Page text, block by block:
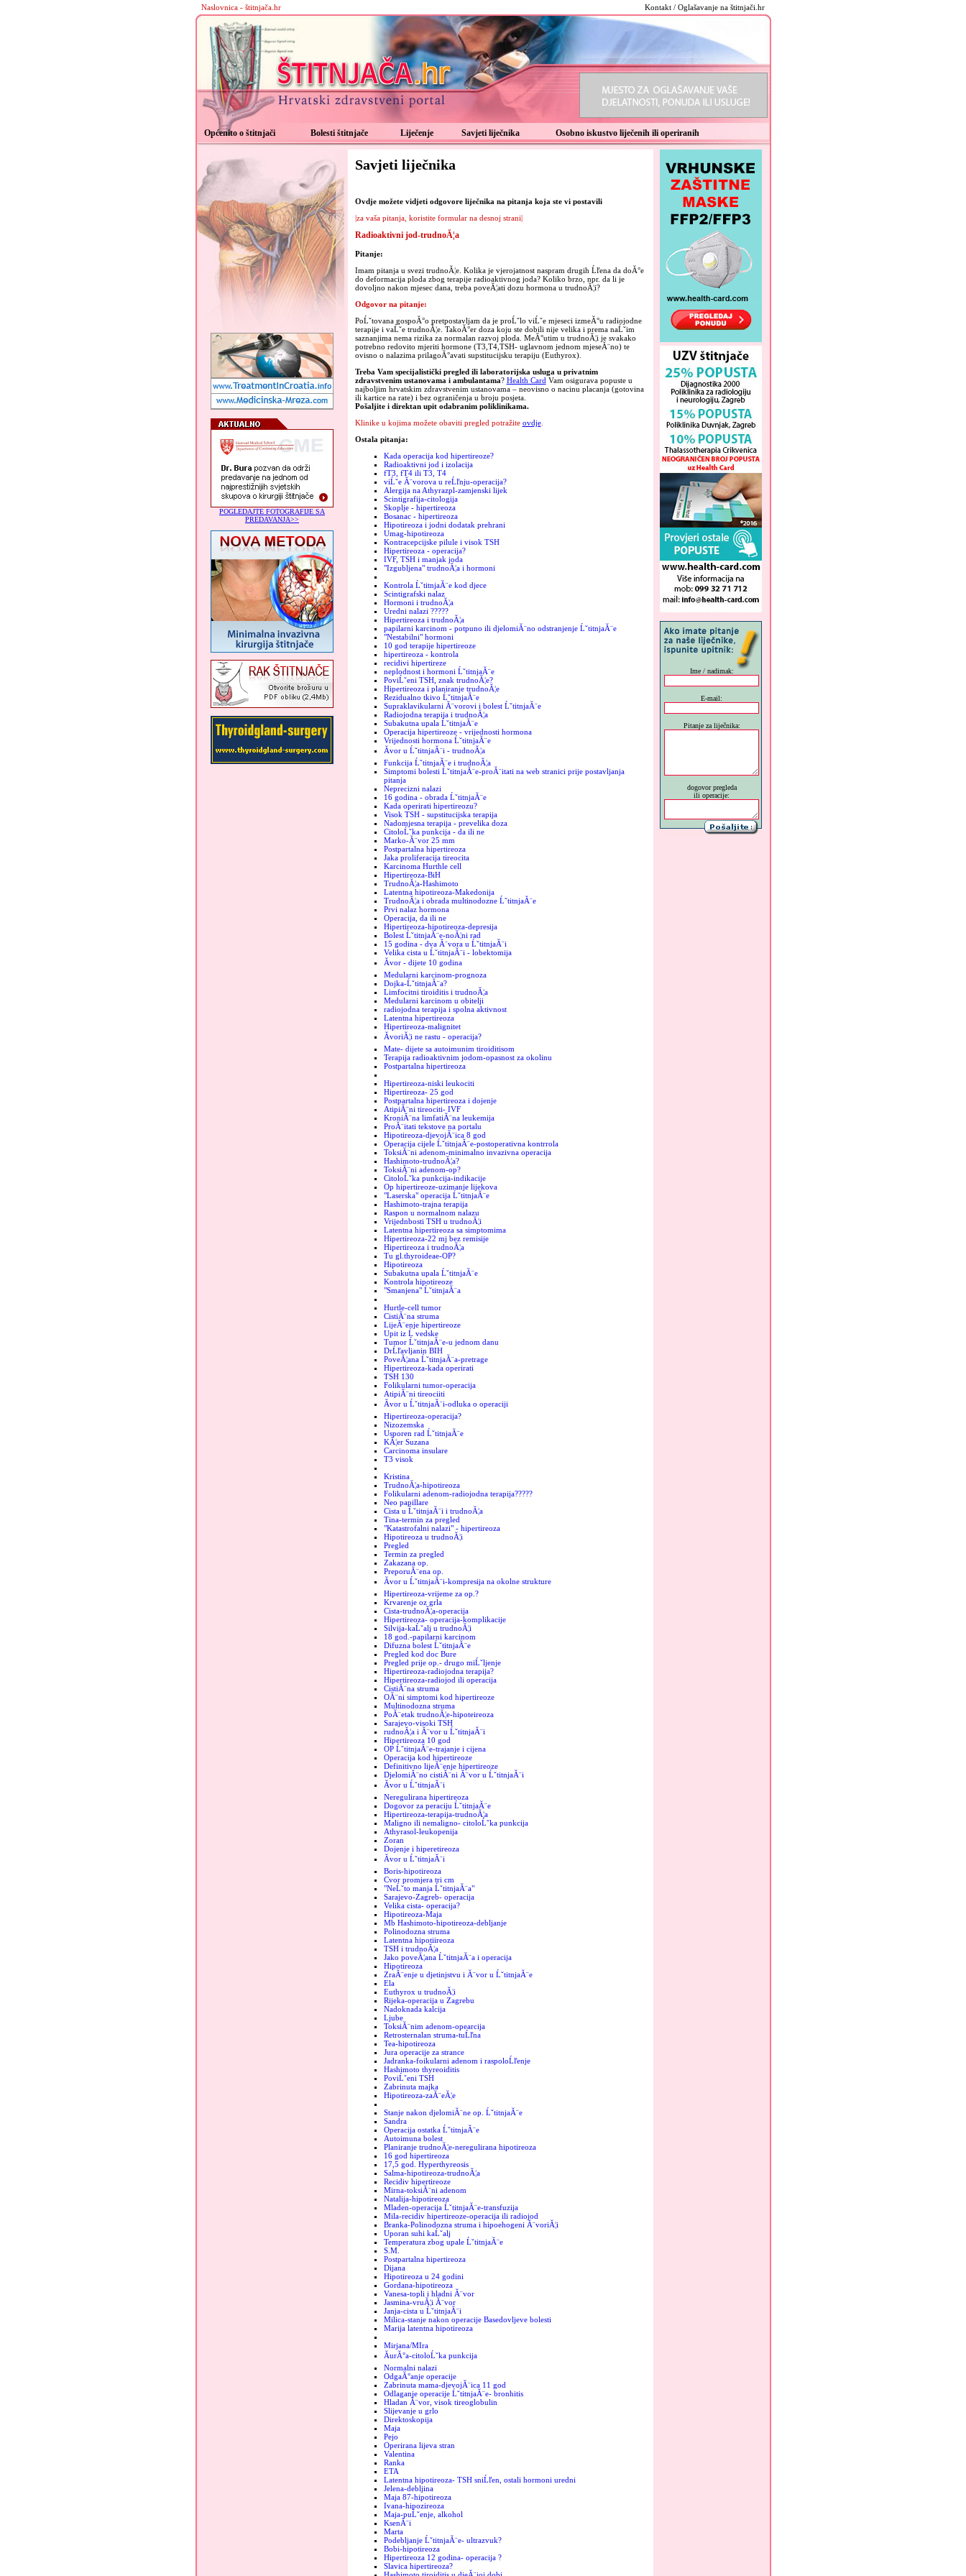
Naslovnica - štitnjača.hr Kontakt / Oglašavanje na štitnjači.hr
Općenito o štitnjači Bolesti štitnjače Liječenje Savjeti liječnika Osobno iskustvo liječenih ili operiranih
POGLEDAJTE FOTOGRAFIJE SA
PREDAVANJA>>
Savjeti liječnika
Ovdje možete vidjeti odgovore liječnika na pitanja koja ste vi postavili
|za vaša pitanja, koristite formular na desnoj strani|
Radioaktivni jod-trudnoĂ¦a
Pitanje:
Imam pitanja u svezi trudnoĂ¦e. Kolika je vjerojatnost naspram drugih Ĺľena da doĂ°e
do deformacija ploda zbog terapije radioaktivnog joda? Koliko brzo, npr. da li je
dovoljno nakon mjesec dana, treba poveĂ¦ati dozu hormona u trudnoĂ¦i?
Odgovor na pitanje:
PoĹˇtovana gospoĂ°o pretpostavljam da je proĹˇlo viĹˇe mjeseci izmeĂ°u radiojodne
terapije i vaĹˇe trudnoĂ¦e. TakoĂ°er doza koju ste dobili nije velika i prema naĹˇim
saznanjima nema rizika za normalan razvoj ploda. MeĂ°utim u trudnoĂ¦i je svakako
potrebno redovito mjeriti hormone (T3,T4,TSH- uglavnom jednom mjeseĂ¨no) te
ovisno o nalazima prilagoĂ°avati supstitucijsku terapiju (Euthyrox).
Treba Vam specijalistički pregled ili laboratorijska usluga u privatnim
zdravstvenim ustanovama i ambulantama? Health Card Vam osigurava popuste u
najboljim hrvatskim zdravstvenim ustanovama – neovisno o nacinu placanja (gotovina
ili kartice na rate) i bez ograničenja u broju posjeta.
Pošaljite i direktan upit odabranim poliklinikama.
Klinike u kojima možete obaviti pregled potražite ovdje.
Ostala pitanja:
Kada operacija kod hipertireoze?
Radioaktivni jod i izolacija
fT3, fT4 ili T3, T4
viĹˇe Ă¨vorova u reĹľnju-operacija?
Alergija na Athyrazpl-zamjenski lijek
Scintigrafija-citologija
Skoplje - hipertireoza
Bosanac - hipertireoza
Hipotireoza i jodni dodatak prehrani
Umag-hipotireoza
Kontracepcijske pilule i visok TSH
Hipertireoza - operacija?
IVF, TSH i manjak joda
"Izgubljena" trudnoĂ¦a i hormoni
Kontrola ĹˇtitnjaĂ¨e kod djece
Scintigrafski nalaz
Hormoni i trudnoĂ¦a
Uredni nalazi ?????
Hipertireoza i trudnoĂ¦a
papilarni karcinom - potpuno ili djelomiĂ¨no odstranjenje ĹˇtitnjaĂ¨e
"Nestabilni" hormoni
10 god terapije hipertireoze
hipertireoza - kontrola
recidivi hipertireze
neplodnost i hormoni ĹˇtitnjaĂ¨e
PoviĹˇeni TSH, znak trudnoĂ¦e?
Hipertireoza i planiranje trudnoĂ¦e
Rezidualno tkivo ĹˇtitnjaĂ¨e
Supraklavikularni Ă¨vorovi i bolest ĹˇtitnjaĂ¨e
Radiojodna terapija i trudnoĂ¦a
Subakutna upala ĹˇtitnjaĂ¨e
Operacija hipertireoze - vrijednosti hormona
Vrijednosti hormona ĹˇtitnjaĂ¨e
Ăvor u ĹˇtitnjaĂ¨i - trudnoĂ¦a
Funkcija ĹˇtitnjaĂ¨e i trudnoĂ¦a
Simptomi bolesti ĹˇtitnjaĂ¨e-proĂ¨itati na web stranici prije postavljanja
pitanja
Neprecizni nalazi
16 godina - obrada ĹˇtitnjaĂ¨e
Kada operirati hipertireozu?
Visok TSH - supstitucijska terapija
Nadomjesna terapija - prevelika doza
CitoloĹˇka punkcija - da ili ne
Marko-Ă¨vor 25 mm
Postpartalna hipertireoza
Jaka proliferacija tireocita
Karcinoma Hurthle cell
Hipertireoza-BiH
TrudnoĂ¦a-Hashimoto
Latentna hipotireoza-Makedonija
TrudnoĂ¦a i obrada multinodozne ĹˇtitnjaĂ¨e
Prvi nalaz hormona
Operacija, da ili ne
Hipertireoza-hipotireoza-depresija
Bolest ĹˇtitnjaĂ¨e-noĂ¦ni rad
15 godina - dva Ă¨vora u ĹˇtitnjaĂ¨i
Velika cista u ĹˇtitnjaĂ¨i - lobektomija
Ăvor - dijete 10 godina
Medularni karcinom-prognoza
Dojka-ĹˇtitnjaĂ¨a?
Limfocitni tiroiditis i trudnoĂ¦a
Medularni karcinom u obitelji
radiojodna terapija i spolna aktivnost
Latentna hipertireoza
Hipertireoza-malignitet
ĂvoriĂ¦i ne rastu - operacija?
Mate- dijete sa autoimunim tiroiditisom
Terapija radioaktivnim jodom-opasnost za okolinu
Postpartalna hipertireoza
Hipertireoza-niski leukociti
Hipertireoza- 25 god
Postpartalna hipertireoza i dojenje
AtipiĂ¨ni tireociti- IVF
KroniĂ¨na limfatiĂ¨na leukemija
ProĂ¨itati tekstove na portalu
Hipotireoza-djevojĂ¨ica 8 god
Operacija cijele ĹˇtitnjaĂ¨e-postoperativna kontrrola
ToksiĂ¨ni adenom-minimalno invazivna operacija
Hashimoto-trudnoĂ¦a?
ToksiĂ¨ni adenom-op?
CitoloĹˇka punkcija-indikacije
Op hipertireoze-uzimanje lijekova
"Laserska" operacija ĹˇtitnjaĂ¨e
Hashimoto-trajna terapija
Raspon u normalnom nalazu
Vrijednbosti TSH u trudnoĂ¦i
Latentna hipertireoza sa simptomima
Hipertireoza-22 mj bez remisije
Hipertireoza i trudnoĂ¦a
Tu gl.thyroideae-OP?
Hipotireoza
Subakutna upala ĹˇtitnjaĂ¨e
Kontrola hipotireoze
"Smanjena" ĹˇtitnjaĂ¨a
Hurtle-cell tumor
CistiĂ¨na struma
LijeĂ¨enje hipertireoze
Upit iz Ĺ vedske
Tumor ĹˇtitnjaĂ¨e-u jednom danu
DrĹľavljanin BIH
PoveĂ¦ana ĹˇtitnjaĂ¨a-pretrage
Hipertireoza-kada operirati
TSH 130
Folikularni tumor-operacija
AtipiĂ¨ni tireociiti
Ăvor u ĹˇtitnjaĂ¨i-odluka o operaciji
Hipertireoza-operacija?
Nizozemska
Usporen rad ĹˇtitnjaĂ¨e
KĂ¦er Suzana
Carcinoma insulare
T3 visok
Kristina
TrudnoĂ¦a-hipotireoza
Folikularni adenom-radiojodna terapija?????
Neo papillare
Cista u ĹˇtitnjaĂ¨i i trudnoĂ¦a
Tina-termin za pregled
"Katastrofalni nalazi" - hipertireoza
Hipotireoza u trudnoĂ¦i
Pregled
Termin za pregled
Zakazana op.
PreporuĂ¨ena op.
Ăvor u ĹˇtitnjaĂ¨i-kompresija na okolne strukture
Hipertireoza-vrijeme za op.?
Krvarenje oz grla
Cista-trudnoĂ¦a-operacija
Hipertireoza- operacija-komplikacije
Silvija-kaĹˇalj u trudnoĂ¦i
18 god.-papilarni karcinom
Difuzna bolest ĹˇtitnjaĂ¨e
Pregled kod doc Bure
Pregled prije op.- drugo miĹˇljenje
Hipertireoza-radiojodna terapija?
Hipertireoza-radiojod ili operacija
CistiĂ¨na struma
OĂ¨ni simptomi kod hipertireoze
Multinodozna struma
PoĂ¨etak trudnoĂ¦e-hipoteireoza
Sarajevo-visoki TSH
rudnoĂ¦a i Ă¨vor u ĹˇtitnjaĂ¨i
Hipertireoza 10 god
OP ĹˇtitnjaĂ¨e-trajanje i cijena
Operacija kod hipertireoze
Definitivno lijeĂ¨enje hipertireoze
DjelomiĂ¨no cistiĂ¨ni Ă¨vor u ĹˇtitnjaĂ¨i
Ăvor u ĹˇtitnjaĂ¨i
Neregulirana hipertireoza
Dogovor za peraciju ĹˇtitnjaĂ¨e
Hipertireoza-terapija-trudnoĂ¦a
Maligno ili nemaligno- citoloĹˇka punkcija
Athyrasol-leukopenija
Zoran
Dojenje i hiperetireoza
Ăvor u ĹˇtitnjaĂ¨i
Boris-hipotireoza
Cvor promjera tri cm
"NeĹˇto manja ĹˇtitnjaĂ¨a"
Sarajevo-Zagreb- operacija
Velika cista- operacija?
Hipotireoza-Maja
Mb Hashimoto-hipotireoza-debljanje
Polinodozna struma
Latentna hipotiireoza
TSH i trudnoĂ¦a
Jako poveĂ¦ana ĹˇtitnjaĂ¨a i operacija
Hipotireoza
ZraĂ¨enje u djetinjstvu i Ă¨vor u ĹˇtitnjaĂ¨e
Ela
Euthyrox u trudnoĂ¦i
Rijeka-operacija u Zagrebu
Nadoknada kalcija
Ljube
ToksiĂ¨nim adenom-opearcija
Retrosternalan struma-tuĹľna
Tea-hipotireoza
Jura operacije za strance
Jadranka-foikularni adenom i raspoloĹľenje
Hashimoto thyreoiditis
PoviĹˇeni TSH
Zabrinuta majka
Hipotireoza-zaĂ¨eĂ¦e
Stanje nakon djelomiĂ¨ne op. ĹˇtitnjaĂ¨e
Sandra
Operacija ostatka ĹˇtitnjaĂ¨e
Autoimuna bolest
Planiranje trudnoĂ¦e-neregulirana hipotireoza
16 god hipertireoza
17,5 god. Hyperthyreosis
Salma-hipotireoza-trudnoĂ¦a
Recidiv hipertireoze
Mirna-toksiĂ¨ni adenom
Natalija-hipotireoza
Mladen-operacija ĹˇtitnjaĂ¨e-transfuzija
Mila-recidiv hipertireoze-operacija ili radiojod
Branka-Polinodozna struma i hipoehogeni Ă¨voriĂ¦i
Uporan suhi kaĹˇalj
Temperatura zbog upale ĹˇtitnjaĂ¨e
S.M.
Postpartalna hipertireoza
Dijana
Hipotireoza u 24 godini
Gordana-hipotireoza
Vanesa-topli i hladni Ă¨vor
Jasmina-vruĂ¦i Ă¨vor
Janja-cista u ĹˇtitnjaĂ¨i
Milica-stanje nakon operacije Basedovljeve bolesti
Marija latentna hipotireoza
Mirjana/MIra
ĂurĂ°a-citoloĹˇka punkcija
Normalni nalazi
OdgaĂ°anje operacije
Zabrinuta mama-djevojĂ¨ica 11 god
Odlaganje operacije ĹˇtitnjaĂ¨e- bronhitis
Hladan Ă¨vor, visok tireoglobulin
Slijevanje u grlo
Direktoskopija
Maja
Pejo
Operirana lijeva stran
Valentina
Ranka
ETA
Latentna hipotireoza- TSH sniĹľen, ostali hormoni uredni
Jelena-debljina
Maja 87-hipotireoza
Ivana-hipozireoza
Maja-puĹˇenje, alkohol
KsenĂ¨i
Marta
Podebljanje ĹˇtitnjaĂ¨e- ultrazvuk?
Bobi-hipotireoza
Hipertireoza 12 godina- operacija ?
Slavica hipertireoza?
Ime / nadimak:
E-mail:
Pitanje za liječnika:
dogovor pregleda
ili operacije: